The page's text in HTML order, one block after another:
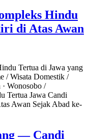
Hindu
di Atas Awan
Tertua di Jawa yang
/ Wisata Domestik /
Wonosobo /
Tertua Jawa Candi
Awan Sejak Abad ke-
— Candi